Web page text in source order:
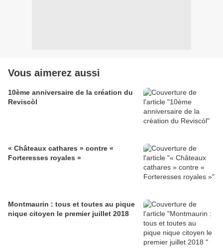
Vous aimerez aussi
10ème anniversaire de la création du
Reviscòl
« Châteaux cathares » contre «
Forteresses royales »
Montmaurin : tous et toutes au pique
nique citoyen le premier juillet 2018